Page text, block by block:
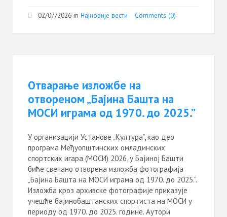
02/07/2026 in Најновије вести Comments (0)
Отварање изложбе на
отвореном „Бајинa Башта на
МОСИ играма од 1970. до 2025.”
У организацији Установе „Култура”, као део
програма Међуопштинских омладинских
спортских игара (МОСИ) 2026, у Бајиној Башти
биће свечано отворена изложба фотографија
„Бајина Башта на МОСИ играма од 1970. до 2025.”.
Изложба кроз архивске фотографије приказује
учешће бајинобаштанских спортиста на МОСИ у
периоду од 1970. до 2025. године. Аутори